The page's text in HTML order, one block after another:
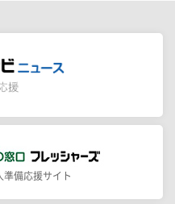
準備応援サイト